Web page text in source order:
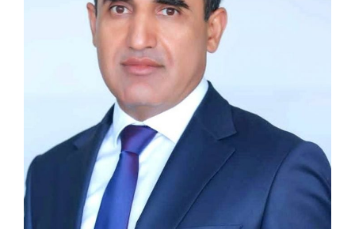
МИЛЛАТ